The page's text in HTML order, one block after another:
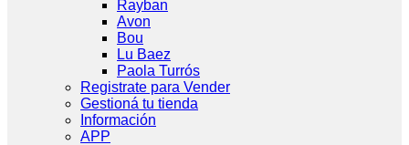
Rayban
Avon
Bou
Lu Baez
Paola Turrós
Registrate para Vender
Gestioná tu tienda
Información
APP